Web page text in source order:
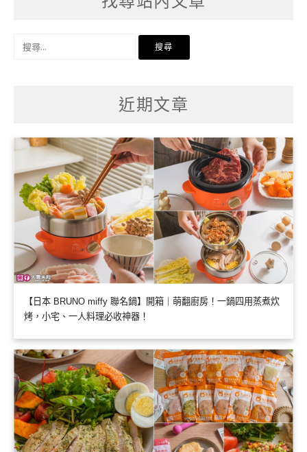
近期文章
【日本 BRUNO miffy 聯名鍋】開箱｜萌翻廚房！一鍋四用蒸煮炊
烤，小宅、一人料理必收神器！